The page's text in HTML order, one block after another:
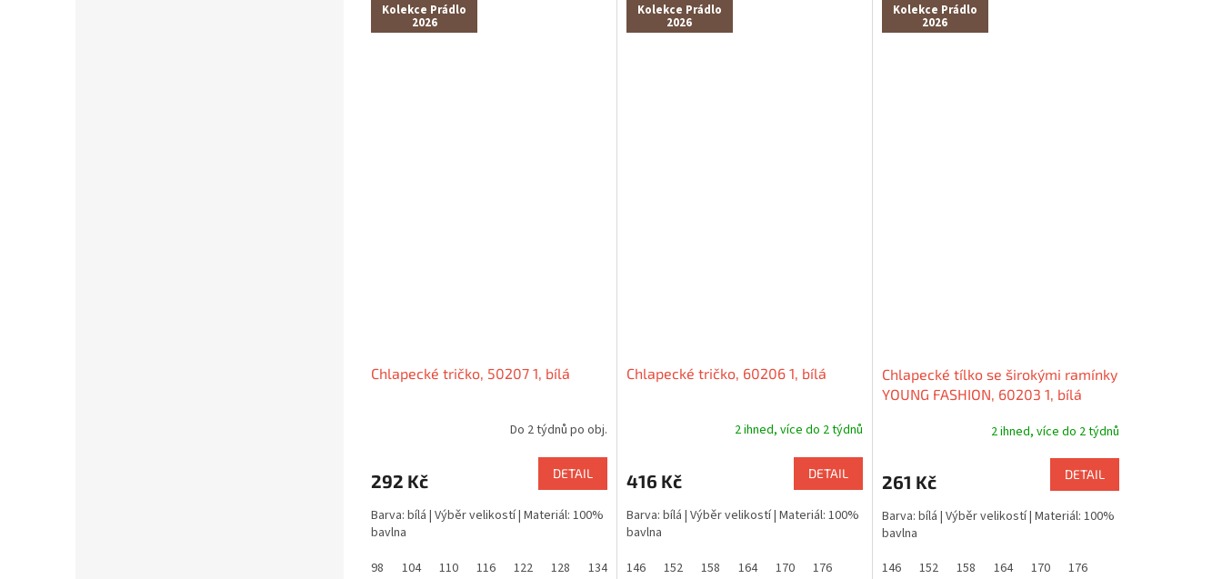
Kolekce Prádlo
2026
Chlapecké tričko, 50207 1, bílá
Do 2 týdnů po obj.
292 Kč DETAIL
Barva: bílá | Výběr velikostí | Materiál: 100%
bavlna
98
104 110 116 122 128 134 140
Kolekce Prádlo
2026
Chlapecké tričko, 60206 1, bílá
2 ihned, více do 2 týdnů
416 Kč DETAIL
Barva: bílá | Výběr velikostí | Materiál: 100%
bavlna
146
152 158 164 170 176
Kolekce Prádlo
2026
Chlapecké tílko se širokými ramínky
YOUNG FASHION, 60203 1, bílá
2 ihned, více do 2 týdnů
261 Kč DETAIL
Barva: bílá | Výběr velikostí | Materiál: 100%
bavlna
146
152 158 164 170 176